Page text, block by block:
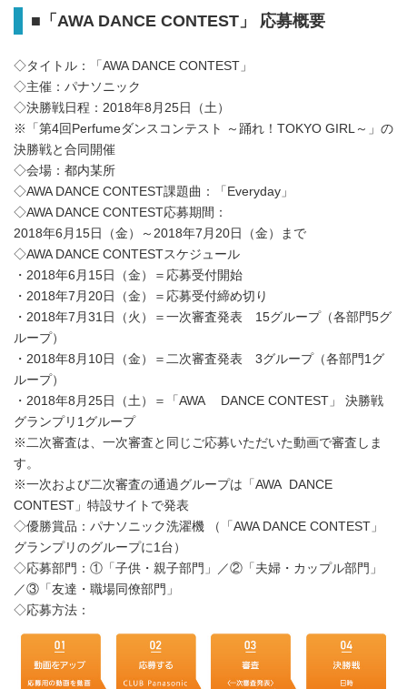
■「AWA DANCE CONTEST」 応募概要
◇タイトル：「AWA DANCE CONTEST」
◇主催：パナソニック
◇決勝戦日程：2018年8月25日（土）
※「第4回Perfumeダンスコンテスト ～踊れ！TOKYO GIRL～」の
決勝戦と合同開催
◇会場：都内某所
◇AWA DANCE CONTEST課題曲：「Everyday」
◇AWA DANCE CONTEST応募期間：
2018年6月15日（金）～2018年7月20日（金）まで
◇AWA DANCE CONTESTスケジュール
・2018年6月15日（金）＝応募受付開始
・2018年7月20日（金）＝応募受付締め切り
・2018年7月31日（火）＝一次審査発表 15グループ（各部門5グ
ループ）
・2018年8月10日（金）＝二次審査発表 3グループ（各部門1グ
ループ）
・2018年8月25日（土）＝「AWA DANCE CONTEST」 決勝戦
グランプリ1グループ
※二次審査は、一次審査と同じご応募いただいた動画で審査しま
す。
※一次および二次審査の通過グループは「AWA DANCE
CONTEST」特設サイトで発表
◇優勝賞品：パナソニック洗濯機 （「AWA DANCE CONTEST」
グランプリのグループに1台）
◇応募部門：①「子供・親子部門」／②「夫婦・カップル部門」
／③「友達・職場同僚部門」
◇応募方法：